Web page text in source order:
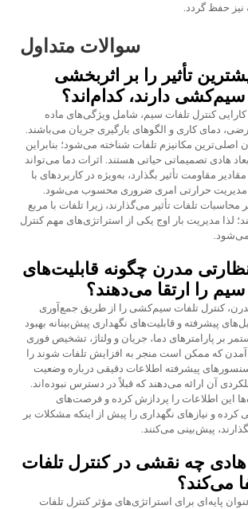
نیز حفظ گردد.
سوالات متداول
تأثیر را بر اثربخشی
دارند، کدام‌اند؟
کنترل تلفات سیم، شامل ویژگی‌های ماده
دمای کاری و الگوهای بارگیری جریان می‌باشند.
اصلی‌ترین مکانیزم تلفات شناخته می‌شود؛ بنابراین
هادی تصمیماتی حیاتی هستند. اثرات دما می‌تواند
مقاومت تأثیر بگذارد، به‌ویژه در کاربردهای با
مدیریت حرارتی امری ضروری محسوب می‌شود.
محاسبات تلفات تأثیر می‌گذارند، زیرا تلفات با مربع
لذا مدیریت بار اوج یکی از استراتژی‌های مهم کنترل
مدرن چگونه قابلیت‌های
را ارتقا می‌دهند؟
کنترل تلفات سیم‌کشی را از طریق جمع‌آوری
پیشرفته و قابلیت‌های نگهداری پیش‌بینانه بهبود
بر پارامترهای دما، جریان و ولتاژ، تشخیص فوری
که ممکن است منجر به افزایش تلفات شوند را
پیشرفته اطلاعات دقیقی درباره وضعیت
آن ارائه می‌دهند که قبلاً در دسترس نبوده‌اند.
این اطلاعات را پردازش کرده و فرصت‌های
کرده و نیازهای نگهداری را پیش از اینکه مشکلات بر
پیش‌بینی می‌کنند.
هادی چه نقشی در کنترل تلفات
می‌کند؟
پایه‌ای برای استراتژی‌های مؤثر کنترل تلفات